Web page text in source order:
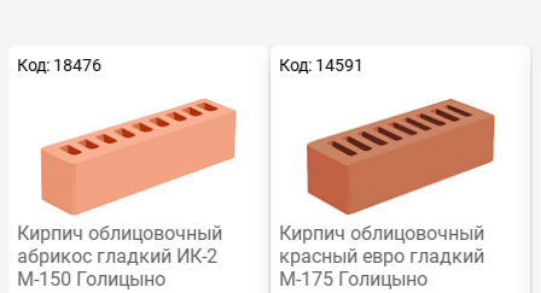
Код: 18476
Кирпич облицовочный
абрикос гладкий ИК-2
М-150 Голицыно
Код: 14591
Кирпич облицовочный
красный евро гладкий
М-175 Голицыно